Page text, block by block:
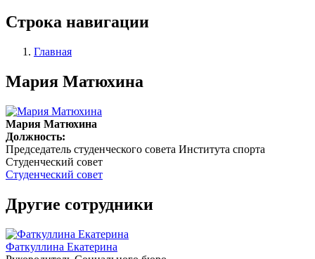
Строка навигации
Главная
Мария Матюхина
Мария Матюхина
Должность:
Председатель студенческого совета Института спорта
Студенческий совет
Студенческий совет
Другие сотрудники
Фаткуллина Екатерина